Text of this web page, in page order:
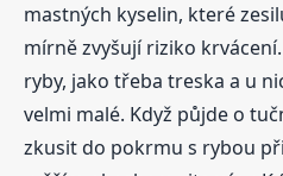
mastných kyselin, které
mírně zvyšují riziko
ryby, jako třeba treska a u
velmi malé. Když půjde o
zkusit do pokrmu s rybou